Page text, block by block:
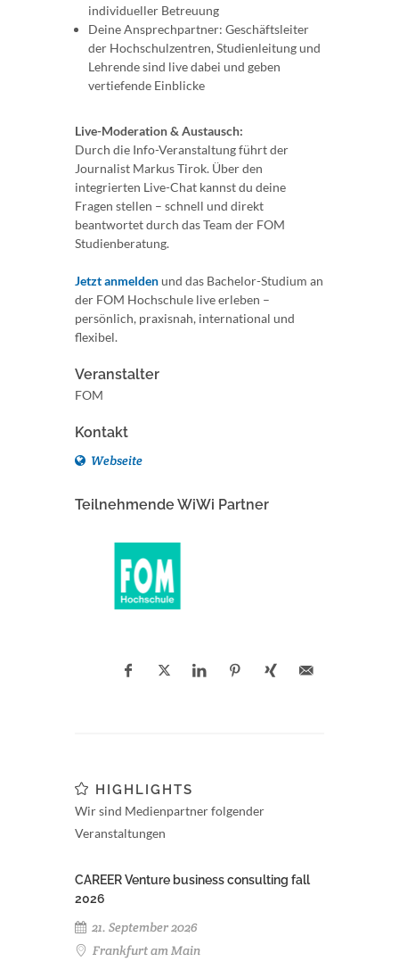
individueller Betreuung
Deine Ansprechpartner: Geschäftsleiter
der Hochschulzentren, Studienleitung und
Lehrende sind live dabei und geben
vertiefende Einblicke
Live-Moderation & Austausch:
Durch die Info-Veranstaltung führt der
Journalist Markus Tirok. Über den
integrierten Live-Chat kannst du deine
Fragen stellen – schnell und direkt
beantwortet durch das Team der FOM
Studienberatung.
Jetzt anmeldenund das Bachelor-Studium an
der FOM Hochschule live erleben –
persönlich, praxisnah, international und
flexibel.
Veranstalter
FOM
Kontakt
Webseite
Teilnehmende WiWi Partner
HIGHLIGHTS
Wir sind Medienpartner folgender
Veranstaltungen
CAREER Venture business consulting fall
2026
21. September 2026
Frankfurt am Main